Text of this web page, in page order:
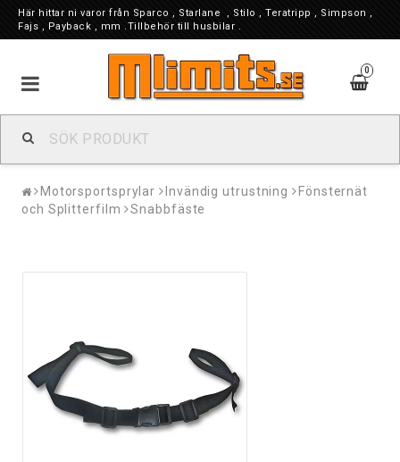
Här hittar ni varor från Sparco , Starlane , Stilo , Teratripp , Simpson ,
Fajs , Payback , mm .Tillbehör till husbilar .
0
Motorsportsprylar Invändig utrustning
Fönsternät
och Splitterfilm
Snabbfäste